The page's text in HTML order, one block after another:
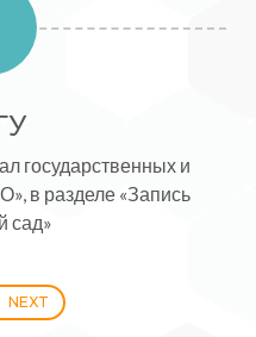
государственных и
в разделе «Запись
сад»
NEXT